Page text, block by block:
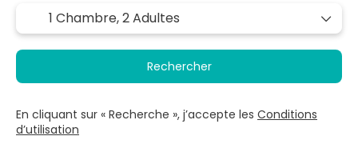
1 Chambre,2 Adultes
Rechercher
En cliquant sur « Recherche », j’accepte les Conditions
d’utilisation